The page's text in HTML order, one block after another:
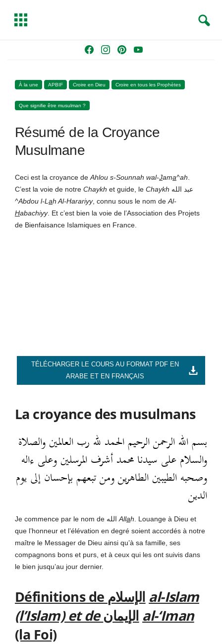
e
k
t
a
t
s
Y
T
T
g
e
a
À la une APBIF Croire en Dieu Croire en tous les Prophètes
Que signifie être musulman ?
Résumé de la Croyance
Musulmane
Ceci est la croyance de Ahlou s-Sounnah wal-Jama^ah
C’est la voie de notre Chaykh et guide, le Chaykh عبد الله
^Abdou l-L ah Al-Harariyy, connu sous le nom de Al-
Habachiyy. Et c’est bien la voie de l’Association des Projets
de Bienfaisance Islamiques en France.
TÉLÉCHARGER LE COURS AU FORMAT PDF EN
ARABE ET EN FRANÇAIS
La croyance des musulmans
بسم الله الرحمن الرحيم الحمد لله رب العالمين والصلاة
والسلام على سيدنا محمد أشرف المرسلين وعلى ءاله
وصحبه الطيبين الطاهرين ومن تبعهم بإحسان إلى يوم
الدين
Allah . Louange à Dieu et
que l’honneur et l’élévation en degré soient accordés à notre
maître le Messager de Dieu ainsi qu’à sa famille, ses
compagnons bons et purs, et à ceux qui les ont suivis dans
le bien jusqu’au jour dernier.
Définitions de الإسلام al-Islam
(l’Islam) et deالإيمان al-‘Iman
(la Foi)